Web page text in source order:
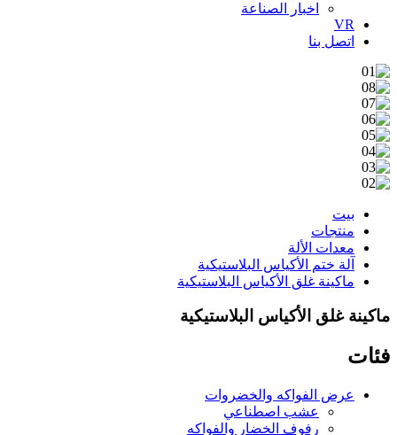
اخبار الصناعة
VR
اتصل بنا
بيت
منتجات
معدات الألة
آلة ختم الأكياس البلاستيكية
ماكينة غلق الأكياس البلاستيكية
ماكينة غلق الأكياس البلاستيكية
فئات
عرض الفواكه والخضروات
عشب اصطناعي
رفوف الخضار والفواكه